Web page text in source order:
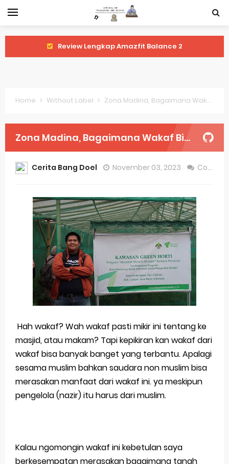
Review Lengkap Amazfit Balance 2
Review Lengkap Samsung Galaxy Watch 7
Perubahan Regulasi Merek Dagang
Sejarah Merek Dagang Terkenal
Evolusi Identitas Dagang
Review Lengkap Apple Watch Series 10
Merek Dagang dari Masa ke Masa
Perkembangan Merek Dagang Modern
Multinational Trademarks
Review Oppo Reno 15 Pro: Smartphone Premium
dengan Kamera 200MP dan Baterai Tahan Lama
Review Vivo V70 FE: Smartphone Fan Edition dengan
Fitur Flagship Harga Lebih Bersahabat
Review Vivo V70: Smartphone Stylish dengan
Merek Dagang dalam Strategi Bisnis
Home Without Label Zona Madina, Bagaimana Wakaf Bisa membangun Bersama
Zona Madina, Bagaimana Wakaf Bisa membangun Bersama
Cerita Bang Doel November 03, 2023 Comment
Hah wakaf? Wah wakaf pasti mikir ini tentang ke
masjid, atau makam? Tapi kepikiran kan wakaf dari
wakaf bisa banyak banget yang terbantu. Apalagi
sesama muslim bahkan saudara non muslim bisa
merasakan manfaat dari wakaf ini. ya meskipun
pengelola (nazir) itu harus dari muslim.
Kalau ngomongin wakaf ini kebetulan saya
berkesempatan merasakan bagaimana tanah